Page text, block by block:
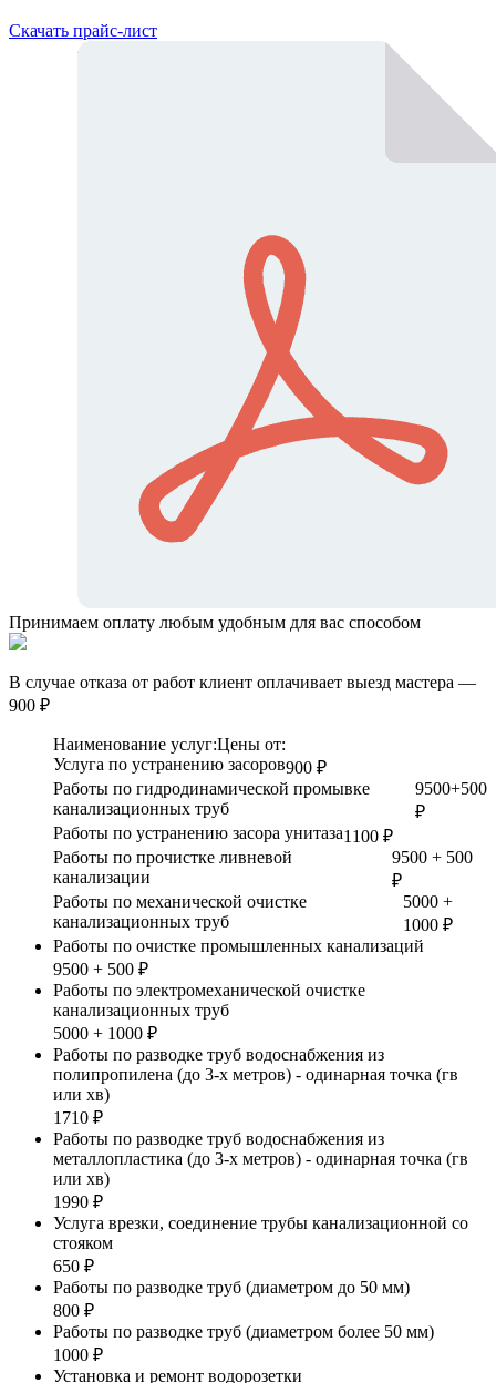
Скачать прайс-лист
Принимаем оплату любым удобным для вас способом
В случае отказа от работ клиент оплачивает выезд мастера —
900 ₽
Наименование услуг:Цены от:
Услуга по устранению засоров900 ₽
Работы по гидродинамической промывке
канализационных труб
9500+500
₽
Работы по устранению засора унитаза1100 ₽
Работы по прочистке ливневой
канализации
9500 + 500
₽
Работы по механической очистке
канализационных труб
5000 +
1000 ₽
Работы по очистке промышленных канализаций
9500 + 500 ₽
Работы по электромеханической очистке
канализационных труб
5000 + 1000 ₽
Работы по разводке труб водоснабжения из
полипропилена (до 3-х метров) - одинарная точка (гв
или хв)
1710 ₽
Работы по разводке труб водоснабжения из
металлопластика (до 3-х метров) - одинарная точка (гв
или хв)
1990 ₽
Услуга врезки, соединение трубы канализационной со
стояком
650 ₽
Работы по разводке труб (диаметром до 50 мм)
800 ₽
Работы по разводке труб (диаметром более 50 мм)
1000 ₽
Установка и ремонт водорозетки